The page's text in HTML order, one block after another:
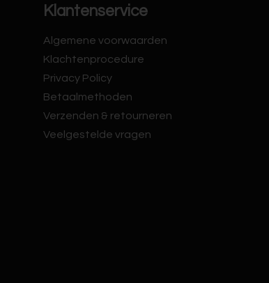
Klantenservice
Algemene voorwaarden
Klachtenprocedure
Privacy Policy
Betaalmethoden
Verzenden & retourneren
Veelgestelde vragen